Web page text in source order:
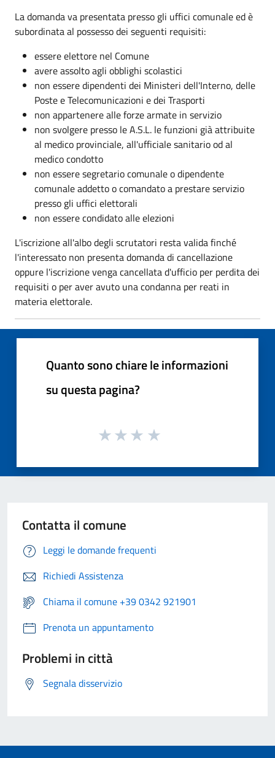
La domanda va presentata presso gli uffici comunale ed è
subordinata al possesso dei seguenti requisiti:
essere elettore nel Comune
avere assolto agli obblighi scolastici
non essere dipendenti dei Ministeri dell'Interno, delle
Poste e Telecomunicazioni e dei Trasporti
non appartenere alle forze armate in servizio
non svolgere presso le A.S.L. le funzioni già attribuite
al medico provinciale, all'ufficiale sanitario od al
medico condotto
non essere segretario comunale o dipendente
comunale addetto o comandato a prestare servizio
presso gli uffici elettorali
non essere condidato alle elezioni
L'iscrizione all'albo degli scrutatori resta valida finché
l'interessato non presenta domanda di cancellazione
oppure l'iscrizione venga cancellata d'ufficio per perdita dei
requisiti o per aver avuto una condanna per reati in
materia elettorale.
Quanto sono chiare le informazioni
su questa pagina?
Contatta il comune
Leggi le domande frequenti
Richiedi Assistenza
Chiama il comune +39 0342 921901
Prenota un appuntamento
Problemi in città
Segnala disservizio